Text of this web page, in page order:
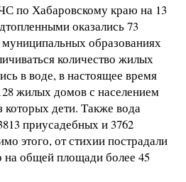
по Хабаровскому краю на 13
оказались 73
образованиях
количество жилых
в воде, в настоящее время
жилых домов с населением
которых дети. Также вода
приусадебных и 3762
этого, от стихии пострадали
на общей площади более 45